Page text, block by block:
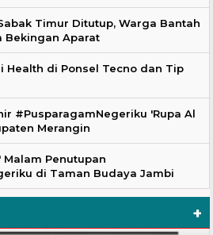
Timur Ditutup, Warga Bantah
Bekingan Aparat
Health di Ponsel Tecno dan Tip
#PusparagamNegeriku 'Rupa Al
Merangin
Penutupan
di Taman Budaya Jambi
+